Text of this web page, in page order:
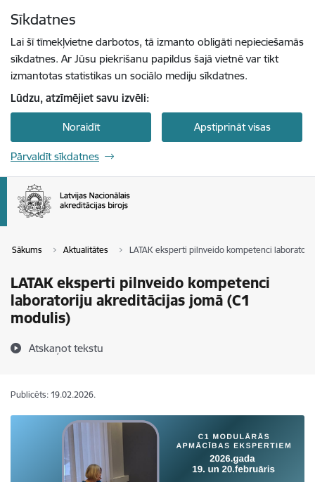
Sīkdatnes
Lai šī tīmekļvietne darbotos, tā izmanto obligāti nepieciešamās
sīkdatnes. Ar Jūsu piekrišanu papildus šajā vietnē var tikt
izmantotas statistikas un sociālo mediju sīkdatnes.
Lūdzu, atzīmējiet savu izvēli:
Noraidīt Apstiprināt visas
Pārvaldīt sīkdatnes
Sākums Aktualitātes LATAK eksperti pilnveido kompetenci
LATAK eksperti pilnveido kompetenci
laboratoriju akreditācijas jomā (C1
modulis)
Atskaņot tekstu
Publicēts: 19.02.2026.